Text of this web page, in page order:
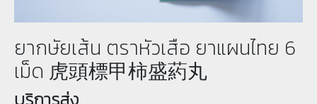
ยากษัยเส้น ตราหัวเสือ ยาแผนไทย 6
เม็ด 虎頭標甲柿盛葯丸